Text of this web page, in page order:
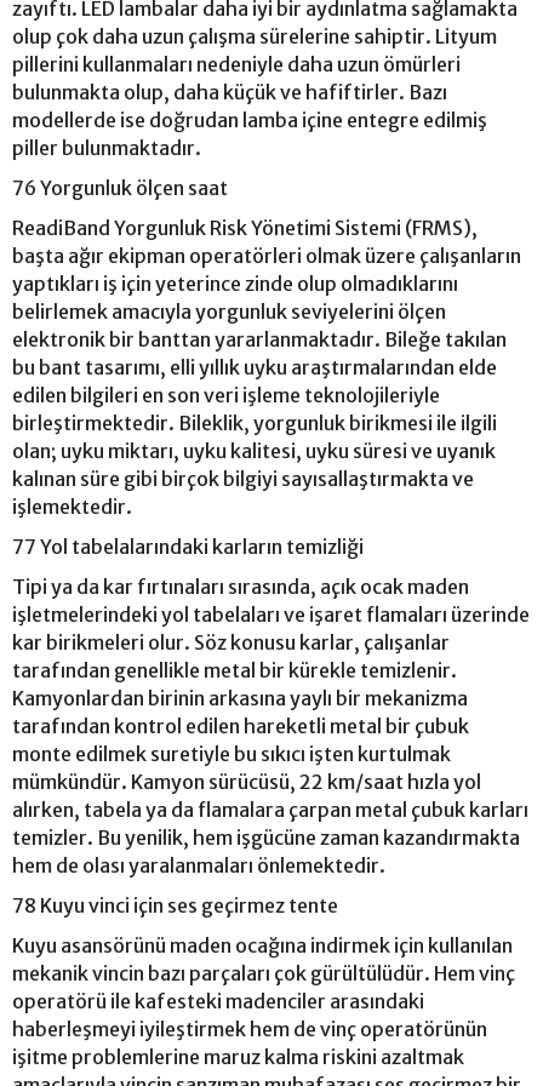
zayıftı. LED lambalar daha iyi bir aydınlatma sağlamakta
olup çok daha uzun çalışma sürelerine sahiptir. Lityum
pillerini kullanmaları nedeniyle daha uzun ömürleri
bulunmakta olup, daha küçük ve hafiftirler. Bazı
modellerde ise doğrudan lamba içine entegre edilmiş
piller bulunmaktadır.
76 Yorgunluk ölçen saat
ReadiBand Yorgunluk Risk Yönetimi Sistemi (FRMS),
başta ağır ekipman operatörleri olmak üzere çalışanların
yaptıkları iş için yeterince zinde olup olmadıklarını
belirlemek amacıyla yorgunluk seviyelerini ölçen
elektronik bir banttan yararlanmaktadır. Bileğe takılan
bu bant tasarımı, elli yıllık uyku araştırmalarından elde
edilen bilgileri en son veri işleme teknolojileriyle
birleştirmektedir. Bileklik, yorgunluk birikmesi ile ilgili
olan; uyku miktarı, uyku kalitesi, uyku süresi ve uyanık
kalınan süre gibi birçok bilgiyi sayısallaştırmakta ve
işlemektedir.
77 Yol tabelalarındaki karların temizliği
Tipi ya da kar fırtınaları sırasında, açık ocak maden
işletmelerindeki yol tabelaları ve işaret flamaları üzerinde
kar birikmeleri olur. Söz konusu karlar, çalışanlar
tarafından genellikle metal bir kürekle temizlenir.
Kamyonlardan birinin arkasına yaylı bir mekanizma
tarafından kontrol edilen hareketli metal bir çubuk
monte edilmek suretiyle bu sıkıcı işten kurtulmak
mümkündür. Kamyon sürücüsü, 22 km/saat hızla yol
alırken, tabela ya da flamalara çarpan metal çubuk karları
temizler. Bu yenilik, hem işgücüne zaman kazandırmakta
hem de olası yaralanmaları önlemektedir.
78 Kuyu vinci için ses geçirmez tente
Kuyu asansörünü maden ocağına indirmek için kullanılan
mekanik vincin bazı parçaları çok gürültülüdür. Hem vinç
operatörü ile kafesteki madenciler arasındaki
haberleşmeyi iyileştirmek hem de vinç operatörünün
işitme problemlerine maruz kalma riskini azaltmak